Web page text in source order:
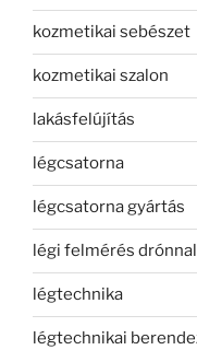
kozmetikai sebészet
kozmetikai szalon
lakásfelújítás
légcsatorna
légcsatorna gyártás
légi felmérés drónnal
légtechnika
légtechnikai